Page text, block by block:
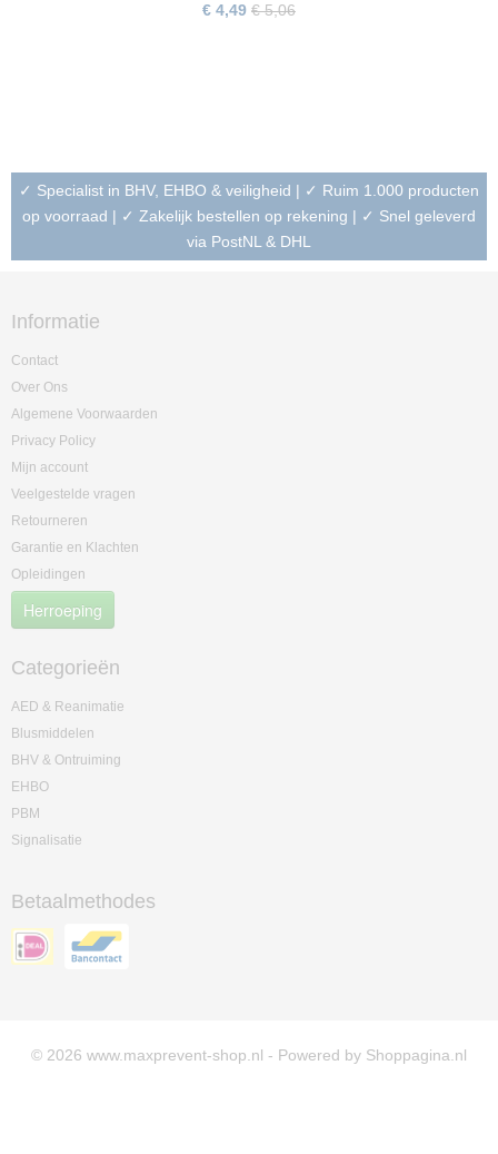
€ 4,49 € 5,06
✓ Specialist in BHV, EHBO & veiligheid | ✓ Ruim 1.000 producten
op voorraad | ✓ Zakelijk bestellen op rekening | ✓ Snel geleverd
via PostNL & DHL
Informatie
Contact
Over Ons
Algemene Voorwaarden
Privacy Policy
Mijn account
Veelgestelde vragen
Retourneren
Garantie en Klachten
Opleidingen
Herroeping
Categorieën
AED & Reanimatie
Blusmiddelen
BHV & Ontruiming
EHBO
PBM
Signalisatie
Betaalmethodes
© 2026 www.maxprevent-shop.nl - Powered by Shoppagina.nl